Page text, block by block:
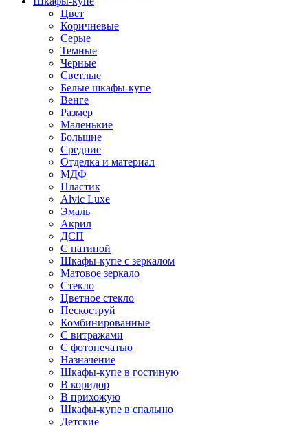
Цвет
Коричневые
Серые
Темные
Черные
Светлые
Белые шкафы-купе
Венге
Размер
Маленькие
Большие
Средние
Отделка и материал
МДФ
Пластик
Alvic Luxe
Эмаль
Акрил
ДСП
С патиной
Шкафы-купе с зеркалом
Матовое зеркало
Стекло
Цветное стекло
Пескоструй
Комбинированные
С витражами
С фотопечатью
Назначение
Шкафы-купе в гостиную
В коридор
В прихожую
Шкафы-купе в спальню
Детские